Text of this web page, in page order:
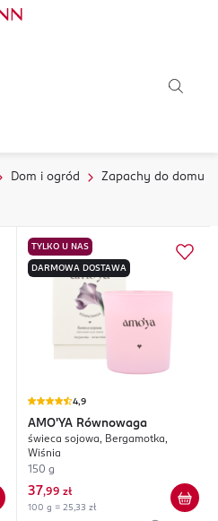
Dom i ogród Zapachy do domu
TYLKO U NAS
DARMOWA DOSTAWA
4,9
AMO'YA Równowaga
świeca sojowa, Bergamotka,
Wiśnia
150 g
37,99 zł
100 g = 25,33 zł